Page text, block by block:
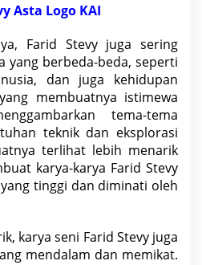
Asta Logo KAI
Farid Stevy juga sering
yang berbeda-beda, seperti
dan juga kehidupan
membuatnya istimewa
tema-tema
teknik dan eksplorasi
terlihat lebih menarik
karya-karya Farid Stevy
tinggi dan diminati oleh
karya seni Farid Stevy juga
mendalam dan memikat.